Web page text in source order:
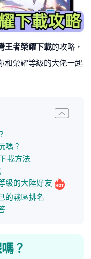
王者榮耀下載的攻略，
和榮耀等級的大佬一起
嗎？
載方法
級的大陸好友
的戰區排名
？